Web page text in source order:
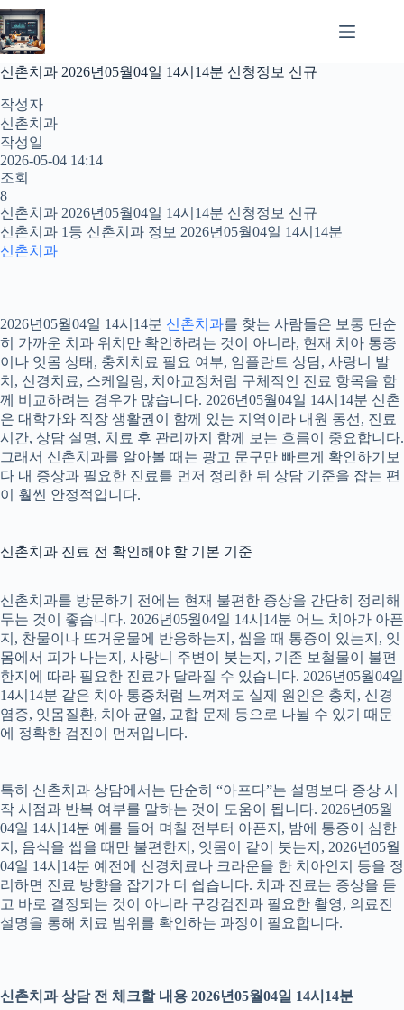
본
문
으
로
건
너
뛰
기
신촌치과 2026년05월04일 14시14분 신청정보 신규
작성자
신촌치과
작성일
2026-05-04 14:14
조회
8
신촌치과 2026년05월04일 14시14분 신청정보 신규
신촌치과 1등 신촌치과 정보 2026년05월04일 14시14분
신촌치과
2026년05월04일 14시14분 신촌치과를 찾는 사람들은 보통 단순
히 가까운 치과 위치만 확인하려는 것이 아니라, 현재 치아 통증
이나 잇몸 상태, 충치치료 필요 여부, 임플란트 상담, 사랑니 발
치, 신경치료, 스케일링, 치아교정처럼 구체적인 진료 항목을 함
께 비교하려는 경우가 많습니다. 2026년05월04일 14시14분 신촌
은 대학가와 직장 생활권이 함께 있는 지역이라 내원 동선, 진료
시간, 상담 설명, 치료 후 관리까지 함께 보는 흐름이 중요합니다.
그래서 신촌치과를 알아볼 때는 광고 문구만 빠르게 확인하기보
다 내 증상과 필요한 진료를 먼저 정리한 뒤 상담 기준을 잡는 편
이 훨씬 안정적입니다.
신촌치과 진료 전 확인해야 할 기본 기준
신촌치과를 방문하기 전에는 현재 불편한 증상을 간단히 정리해
두는 것이 좋습니다. 2026년05월04일 14시14분 어느 치아가 아픈
지, 찬물이나 뜨거운물에 반응하는지, 씹을 때 통증이 있는지, 잇
몸에서 피가 나는지, 사랑니 주변이 붓는지, 기존 보철물이 불편
한지에 따라 필요한 진료가 달라질 수 있습니다. 2026년05월04일
14시14분 같은 치아 통증처럼 느껴져도 실제 원인은 충치, 신경
염증, 잇몸질환, 치아 균열, 교합 문제 등으로 나뉠 수 있기 때문
에 정확한 검진이 먼저입니다.
특히 신촌치과 상담에서는 단순히 “아프다”는 설명보다 증상 시
작 시점과 반복 여부를 말하는 것이 도움이 됩니다. 2026년05월
04일 14시14분 예를 들어 며칠 전부터 아픈지, 밤에 통증이 심한
지, 음식을 씹을 때만 불편한지, 잇몸이 같이 붓는지, 2026년05월
04일 14시14분 예전에 신경치료나 크라운을 한 치아인지 등을 정
리하면 진료 방향을 잡기가 더 쉽습니다. 치과 진료는 증상을 듣
고 바로 결정되는 것이 아니라 구강검진과 필요한 촬영, 의료진
설명을 통해 치료 범위를 확인하는 과정이 필요합니다.
신촌치과 상담 전 체크할 내용 2026년05월04일 14시14분